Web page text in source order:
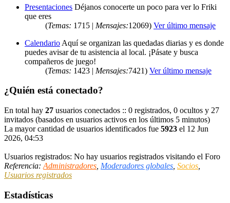
Presentaciones Déjanos conocerte un poco para ver lo Friki
que eres
(Temas: 1715 | Mensajes:12069) Ver último mensaje
Calendario Aquí se organizan las quedadas diarias y es donde
puedes avisar de tu asistencia al local. ¡Pásate y busca
compañeros de juego!
(Temas: 1423 | Mensajes:7421) Ver último mensaje
¿Quién está conectado?
En total hay 27 usuarios conectados :: 0 registrados, 0 ocultos y 27
invitados (basados en usuarios activos en los últimos 5 minutos)
La mayor cantidad de usuarios identificados fue 5923 el 12 Jun
2026, 04:53
Usuarios registrados: No hay usuarios registrados visitando el Foro
Referencia: Administradores Moderadores globales Socios
Usuarios registrados
Estadísticas